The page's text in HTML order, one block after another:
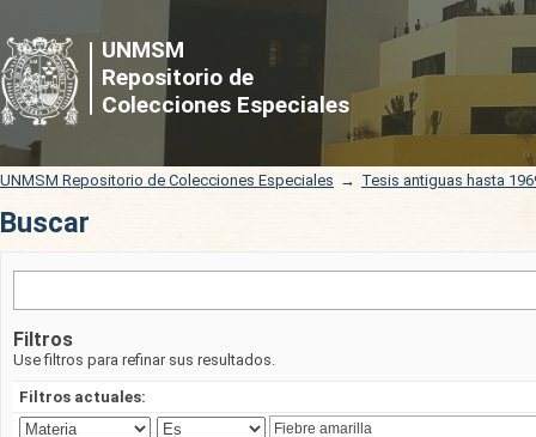
UNMSM
Repositorio de
Colecciones Especiales
Buscar
UNMSM Repositorio de Colecciones Especiales → Tesis antiguas hasta
Buscar
Filtros
Use filtros para refinar sus resultados.
Filtros actuales: